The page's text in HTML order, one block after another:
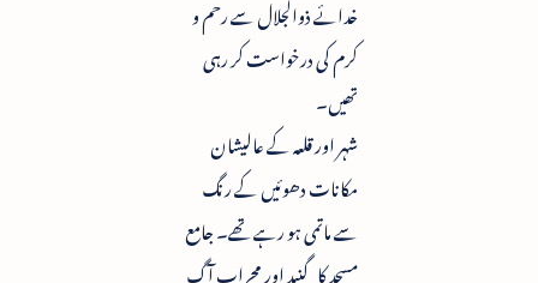
خدائے ذوالجلال سے رحم و
کرم کی درخواست کر رہی
تھیں۔
شہر اور قلعہ کے عالیشان
مکانات دھوئیں کے رنگ
سے ماتمی ہو رہے تھے۔ جامع
مسجد کا گنبد اور محراب آگ